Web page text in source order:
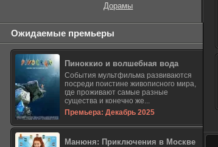
Дорамы
Ожидаемые премьеры
Пиноккио и волшебная вода
События мультфильма развиваются
посреди поистине живописного мира,
где проживают самые разные
существа и конечно же...
Премьера: Декабрь 2025
Манюня: Приключения в Москве